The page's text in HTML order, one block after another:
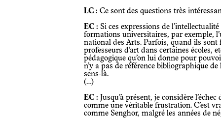
LC : Ce sont des questions très
EC : Si ces expressions de
formations universitaires, par exemple,
national des Arts. Parfois, quand ils sont
professeurs d’art dans certaines écoles,
pédagogique qu’on lui donne pour
n’y a pas de référence bibliographique
sens-là.
(…)
EC : Jusqu’à présent, je considère
comme une véritable frustration. C’est
comme Senghor, malgré les années de